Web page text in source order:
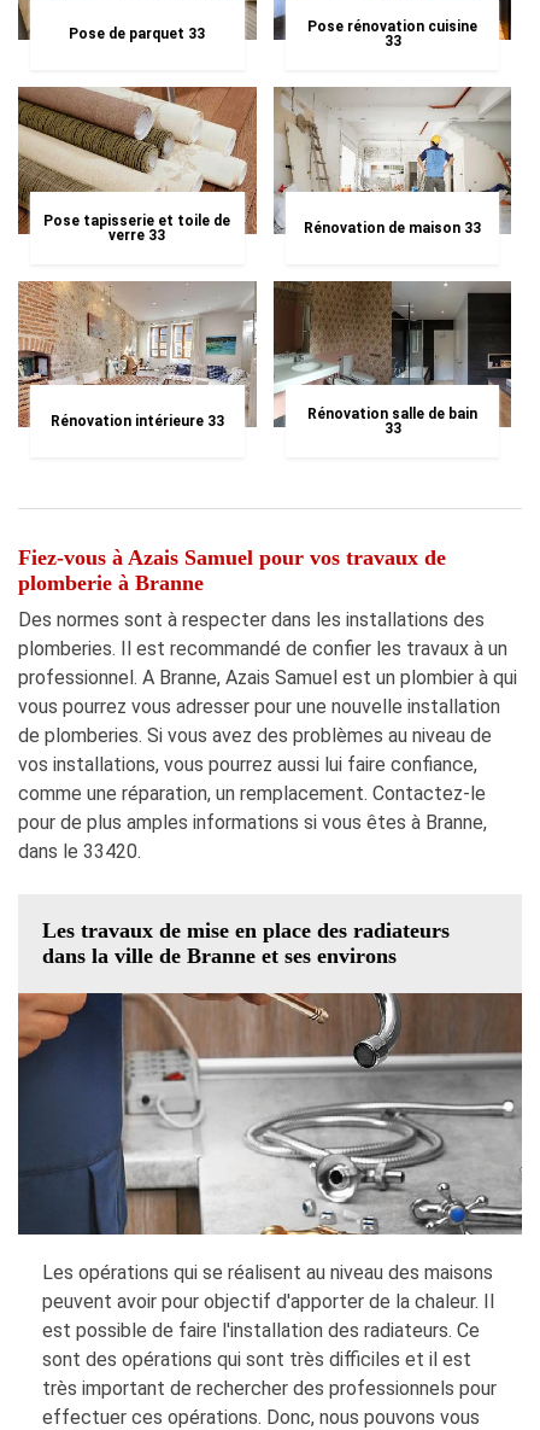
Pose de parquet 33
Pose rénovation cuisine
33
Pose tapisserie et toile de
verre 33
Rénovation de maison 33
Rénovation intérieure 33
Rénovation salle de bain
33
Fiez-vous à Azais Samuel pour vos travaux de
plomberie à Branne
Des normes sont à respecter dans les installations des
plomberies. Il est recommandé de confier les travaux à un
professionnel. A Branne, Azais Samuel est un plombier à qui
vous pourrez vous adresser pour une nouvelle installation
de plomberies. Si vous avez des problèmes au niveau de
vos installations, vous pourrez aussi lui faire confiance,
comme une réparation, un remplacement. Contactez-le
pour de plus amples informations si vous êtes à Branne,
dans le 33420.
Les travaux de mise en place des radiateurs
dans la ville de Branne et ses environs
Les opérations qui se réalisent au niveau des maisons
peuvent avoir pour objectif d'apporter de la chaleur. Il
est possible de faire l'installation des radiateurs. Ce
sont des opérations qui sont très difficiles et il est
très important de rechercher des professionnels pour
effectuer ces opérations. Donc, nous pouvons vous